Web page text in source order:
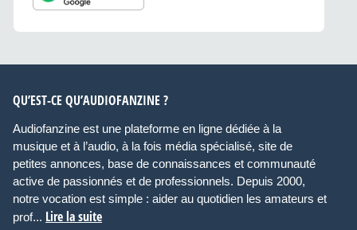
QU’EST-CE QU’AUDIOFANZINE ?
Audiofanzine est une plateforme en ligne dédiée à la
musique et à l’audio, à la fois média spécialisé, site de
petites annonces, base de connaissances et communauté
active de passionnés et de professionnels. Depuis 2000,
notre vocation est simple : aider au quotidien les amateurs et
prof... Lire la suite